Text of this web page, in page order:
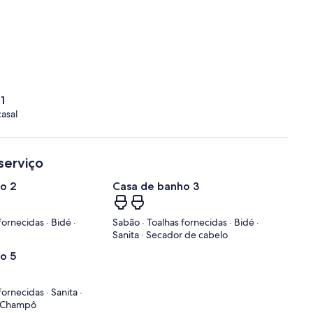
2
· Bidé ·
Casa de banho 3
Sabão · Toalhas fornecidas · Bidé ·
Sanita · Secador de cabelo
5
· Sanita ·